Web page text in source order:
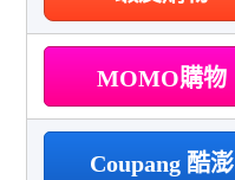
MOMO購物
Coupang 酷澎